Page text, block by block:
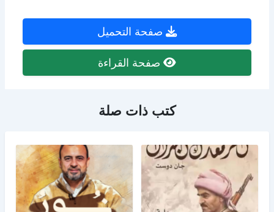
صفحة التحميل
صفحة القراءة
كتب ذات صلة